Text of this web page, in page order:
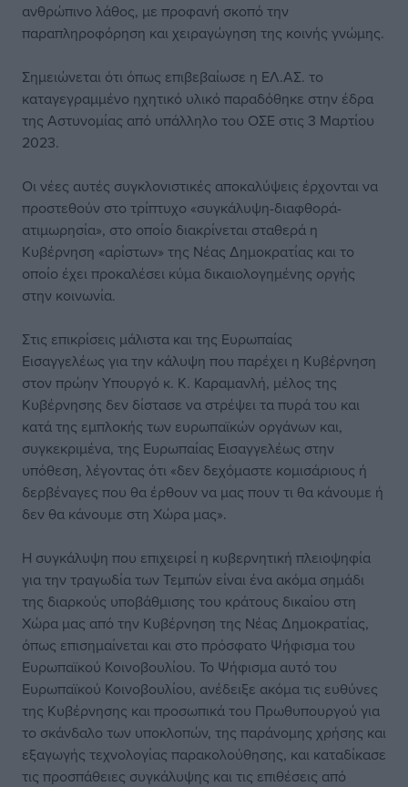
ανθρώπινο λάθος, με προφανή σκοπό την
παραπληροφόρηση και χειραγώγηση της κοινής γνώμης.
Σημειώνεται ότι όπως επιβεβαίωσε η ΕΛ.ΑΣ. το
καταγεγραμμένο ηχητικό υλικό παραδόθηκε στην έδρα
της Αστυνομίας από υπάλληλο του ΟΣΕ στις 3 Μαρτίου
2023.
Οι νέες αυτές συγκλονιστικές αποκαλύψεις έρχονται να
προστεθούν στο τρίπτυχο «συγκάλυψη-διαφθορά-
ατιμωρησία», στο οποίο διακρίνεται σταθερά η
Κυβέρνηση «αρίστων» της Νέας Δημοκρατίας και το
οποίο έχει προκαλέσει κύμα δικαιολογημένης οργής
στην κοινωνία.
Στις επικρίσεις μάλιστα και της Ευρωπαίας
Εισαγγελέως για την κάλυψη που παρέχει η Κυβέρνηση
στον πρώην Υπουργό κ. Κ. Καραμανλή, μέλος της
Κυβέρνησης δεν δίστασε να στρέψει τα πυρά του και
κατά της εμπλοκής των ευρωπαϊκών οργάνων και,
συγκεκριμένα, της Ευρωπαίας Εισαγγελέως στην
υπόθεση, λέγοντας ότι «δεν δεχόμαστε κομισάριους ή
δερβέναγες που θα έρθουν να μας πουν τι θα κάνουμε ή
δεν θα κάνουμε στη Χώρα μας».
Η συγκάλυψη που επιχειρεί η κυβερνητική πλειοψηφία
για την τραγωδία των Τεμπών είναι ένα ακόμα σημάδι
της διαρκούς υποβάθμισης του κράτους δικαίου στη
Χώρα μας από την Κυβέρνηση της Νέας Δημοκρατίας,
όπως επισημαίνεται και στο πρόσφατο Ψήφισμα του
Ευρωπαϊκού Κοινοβουλίου. Το Ψήφισμα αυτό του
Ευρωπαϊκού Κοινοβουλίου, ανέδειξε ακόμα τις ευθύνες
της Κυβέρνησης και προσωπικά του Πρωθυπουργού για
το σκάνδαλο των υποκλοπών, της παράνομης χρήσης και
εξαγωγής τεχνολογίας παρακολούθησης, και καταδίκασε
τις προσπάθειες συγκάλυψης και τις επιθέσεις από